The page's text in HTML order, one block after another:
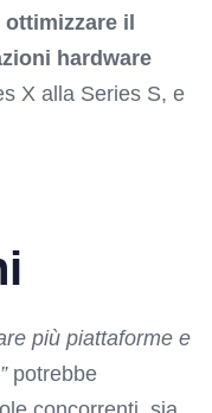
ottimizzare il
hardware
X alla Series S, e
più piattaforme e
potrebbe